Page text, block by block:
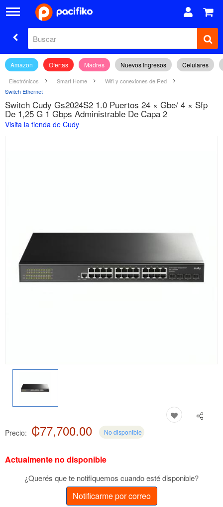
Amazon Ofertas Madres Nuevos Ingresos Celulares
Electrónicos Smart Home
Wifi y conexiones de Red
Switch Ethernet
Switch Cudy Gs2024S2 1.0 Puertos 24 × Gbe/ 4 × Sfp
De 1,25 G 1 Gbps Administrable De Capa 2
Visita la tienda de Cudy
Precio: ₡77,700.00 No disponible
Actualmente no disponible
¿Querés que te notifiquemos cuando esté disponible?
Notificarme por correo